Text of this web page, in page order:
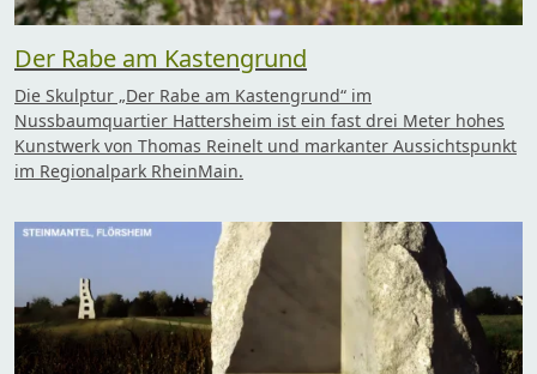
Der Rabe am Kastengrund
Die Skulptur „Der Rabe am Kastengrund“ im
Nussbaumquartier Hattersheim ist ein fast drei Meter hohes
Kunstwerk von Thomas Reinelt und markanter Aussichtspunkt
im Regionalpark RheinMain.